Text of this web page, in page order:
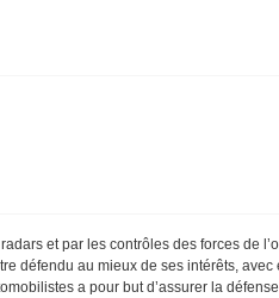
et par les contrôles des forces de
défendu au mieux de ses intérêts,
a pour but d’assurer la